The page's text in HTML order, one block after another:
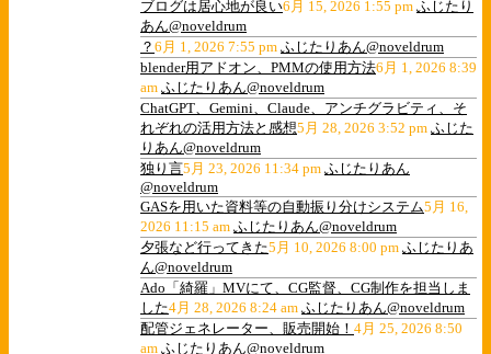
ブログは居心地が良い6月 15, 2026 1:55 pm ふじたり
あん@noveldrum
？ 6月 1, 2026 7:55 pm ふじたりあん@noveldrum
blender用アドオン、PMMの使用方法6月 1, 2026 8:39
am ふじたりあん@noveldrum
ChatGPT、Gemini、Claude、アンチグラビティ、そ
れぞれの活用方法と感想5月 28, 2026 3:52 pm ふじた
りあん@noveldrum
独り言5月 23, 2026 11:34 pm ふじたりあん
@noveldrum
GASを用いた資料等の自動振り分けシステム5月 16,
2026 11:15 am ふじたりあん@noveldrum
夕張など行ってきた5月 10, 2026 8:00 pm ふじたりあ
ん@noveldrum
Ado「綺羅」MVにて、CG監督、CG制作を担当しま
した4月 28, 2026 8:24 am ふじたりあん@noveldrum
配管ジェネレーター、販売開始！ 4月 25, 2026 8:50
am ふじたりあん@noveldrum